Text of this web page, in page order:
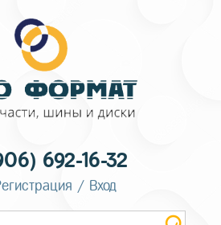
692-16-32
/ Вход